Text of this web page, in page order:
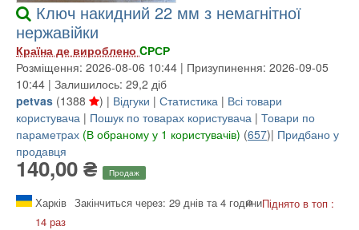
Ключ накидний 22 мм з немагнітної
нержавійки
Країна де вироблено CРСР
Розміщення: 2026-08-06 10:44 | Призупинення: 2026-09-05
10:44 | Залишилось: 29,2 діб
petvas (1388 ) | Відгуки | Статистика | Всі товари
користувача | Пошук по товарах користувача | Товари по
параметрах (В обраному у 1 користувачів) (657)| Придбано у
продавця
140,00 ₴ Продаж
Харків Закінчиться через: 29 днів та 4 годиниПіднято в топ :
14 раз